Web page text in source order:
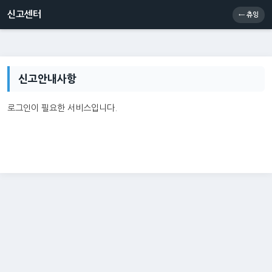
신고센터 메인
신고센터 ← 츄잉
신고안내사항
로그인이 필요한 서비스입니다.